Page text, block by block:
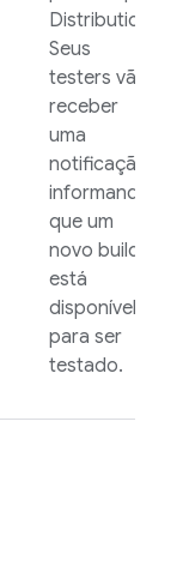
Distribution
Seus
testers vão
receber
uma
notificação
informando
que um
novo build
está
disponível
para ser
testado.